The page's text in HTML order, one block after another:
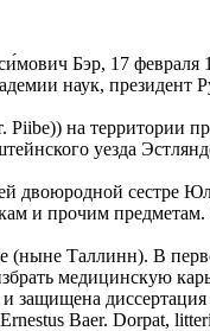
Бэр, 17
наук, президент
на территории
уезда
двоюродной сестре
и прочим
(ныне Таллинн). В
медицинскую
защищена
Baer. Dorpat,